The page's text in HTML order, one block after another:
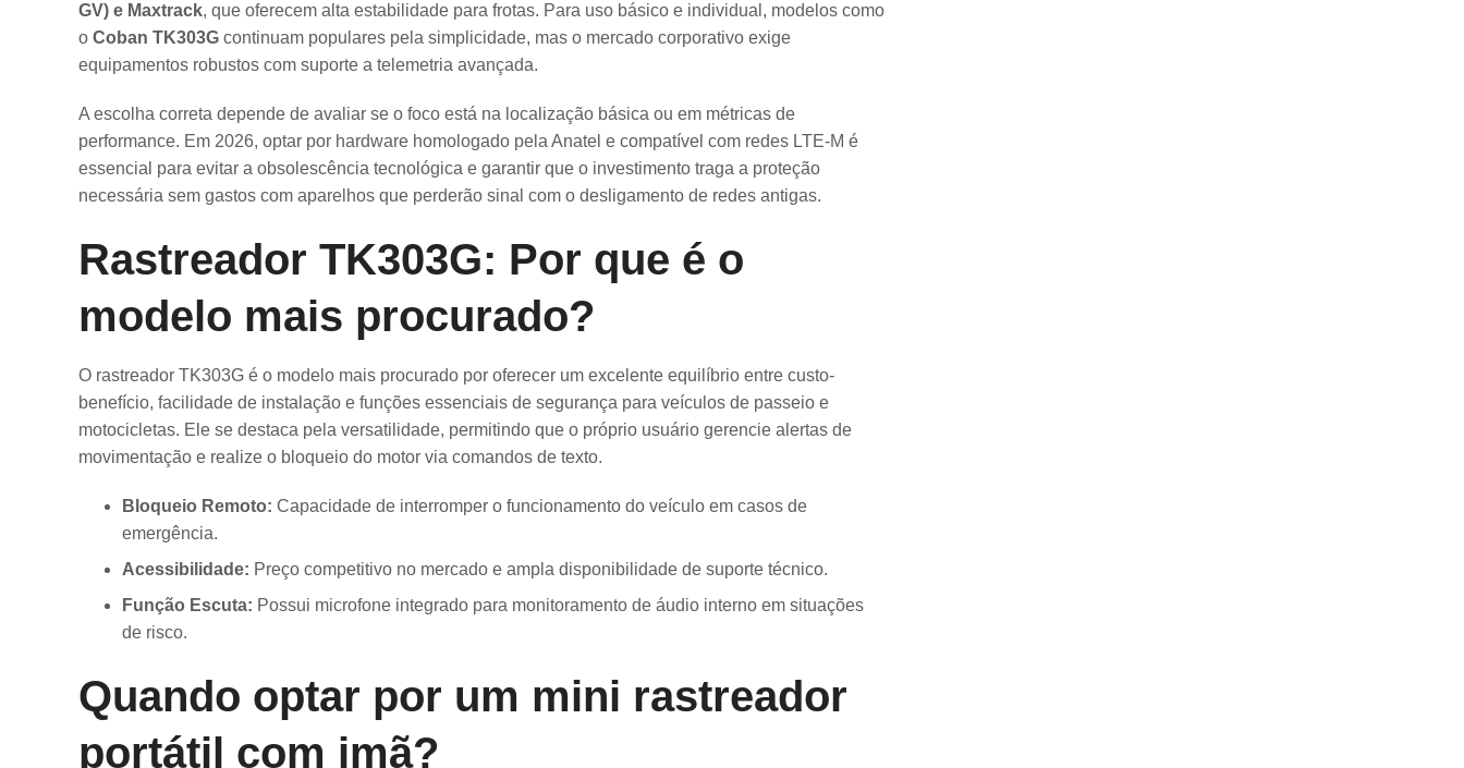
GV) e Maxtrack, que oferecem alta estabilidade para frotas. Para uso básico e individual, modelos como
o Coban TK303G continuam populares pela simplicidade, mas o mercado corporativo exige
equipamentos robustos com suporte a telemetria avançada.
A escolha correta depende de avaliar se o foco está na localização básica ou em métricas de
performance. Em 2026, optar por hardware homologado pela Anatel e compatível com redes LTE-M é
essencial para evitar a obsolescência tecnológica e garantir que o investimento traga a proteção
necessária sem gastos com aparelhos que perderão sinal com o desligamento de redes antigas.
Rastreador TK303G: Por que é o
modelo mais procurado?
O rastreador TK303G é o modelo mais procurado por oferecer um excelente equilíbrio entre custo-
benefício, facilidade de instalação e funções essenciais de segurança para veículos de passeio e
motocicletas. Ele se destaca pela versatilidade, permitindo que o próprio usuário gerencie alertas de
movimentação e realize o bloqueio do motor via comandos de texto.
Bloqueio Remoto: Capacidade de interromper o funcionamento do veículo em casos de
emergência.
Acessibilidade: Preço competitivo no mercado e ampla disponibilidade de suporte técnico.
Função Escuta: Possui microfone integrado para monitoramento de áudio interno em situações
de risco.
Quando optar por um mini rastreador
portátil com imã?